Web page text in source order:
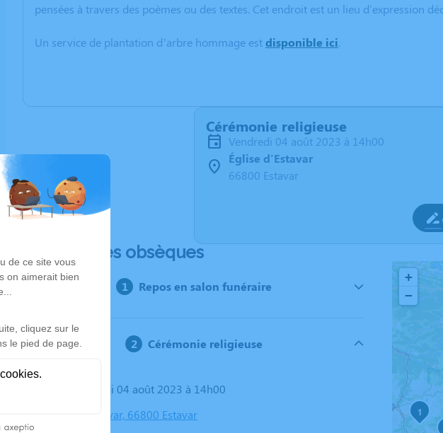
pensées à travers des poèmes ou des textes. Cet endroit est un lieu d'expression
Un service de plantation d’arbre hommage estdisponible ici.
Cérémonie religieuse
vendredi 04 août 2023 à 14h00
Église d'Estavar
66800 Estavar
Déroulé des obsèques
Repos en salon funéraire
Cérémonie religieuse
Le vendredi 04 août 2023 à 14h00
Église Estavar, 66800 Estavar
1
+
−